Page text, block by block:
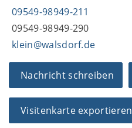
09549-98949-211
09549-98949-290
klein@walsdorf.de
Nachricht schreiben
Visitenkarte exportieren